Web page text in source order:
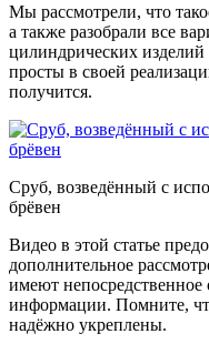
Мы рассмотрели, что
а также разобрали все
цилиндрических изделий
просты в своей
получится.
Сруб, возведённый с
брёвен
Видео в этой статье
дополнительное
имеют
информации. Помните,
надёжно укреплены.